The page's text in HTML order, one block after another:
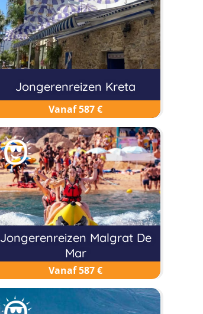
Jongerenreizen Kreta
Vanaf 587 €
Jongerenreizen Malgrat De
Mar
Vanaf 587 €